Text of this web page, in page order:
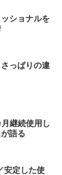
ショナルを
っぱりの違
継続使用し
語る
安定した使